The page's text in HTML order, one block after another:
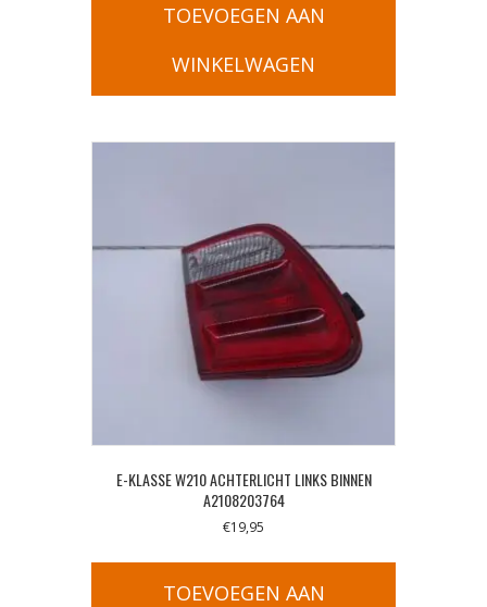
TOEVOEGEN AAN
WINKELWAGEN
E-KLASSE W210 ACHTERLICHT LINKS BINNEN
A2108203764
€19,95
TOEVOEGEN AAN